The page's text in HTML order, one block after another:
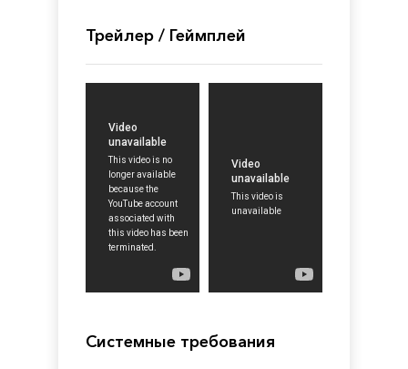
Трейлер / Геймплей
Системные требования